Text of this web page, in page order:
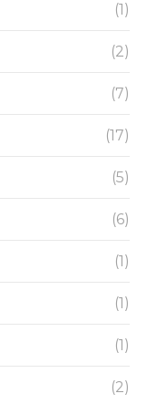
(1)
(2)
(7)
(17)
(5)
(6)
(1)
(1)
(1)
(2)